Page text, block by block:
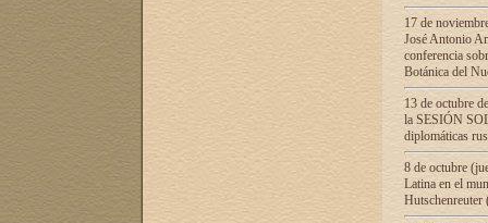
17 de
José Antonio
conferencia
Botánica del
13 de octubre
la SESIÓN
diplomáticas
8 de octubre
Latina en el